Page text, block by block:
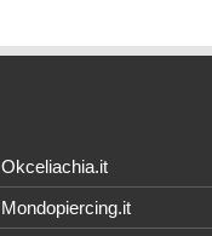
Okceliachia.it
Mondopiercing.it